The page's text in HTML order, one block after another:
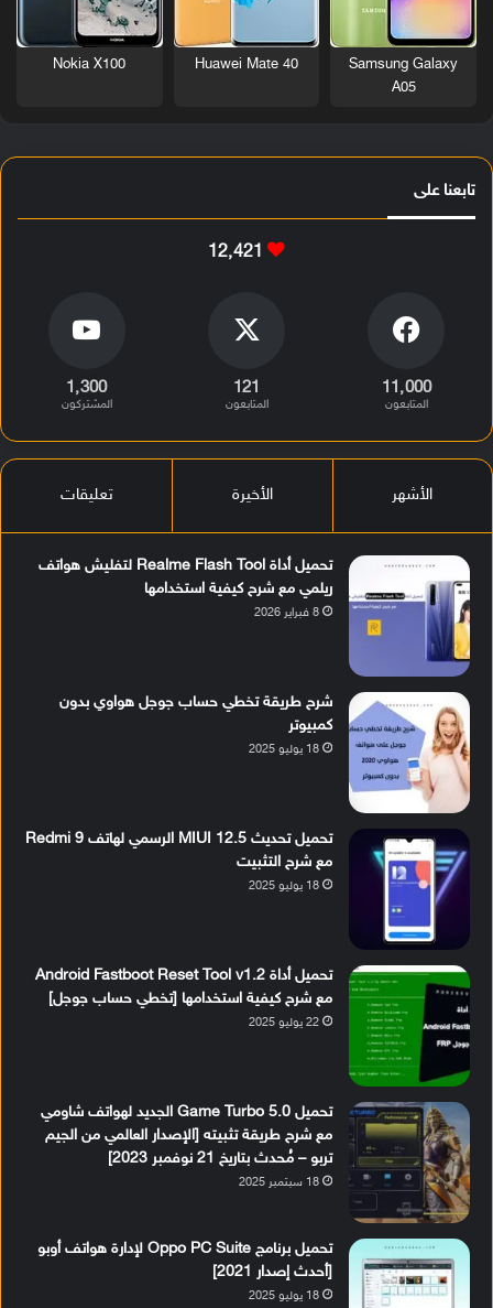
Samsung Galaxy
A05
Huawei Mate 40
Nokia X100
تابعنا على
12٬421
11٬000
المتابعون
121
المتابعون
1٬300
المشتركون
الأشهر الأخيرة تعليقات
تحميل أداة Realme Flash Tool لتفليش هواتف
ريلمي مع شرح كيفية استخدامها
8 فبراير 2026
شرح طريقة تخطي حساب جوجل هواوي بدون
كمبيوتر
18 يوليو 2025
تحميل تحديث MIUI 12.5 الرسمي لهاتف Redmi 9
مع شرح التثبيت
18 يوليو 2025
تحميل أداة Android Fastboot Reset Tool v1.2
مع شرح كيفية استخدامها [تخطي حساب جوجل]
22 يوليو 2025
تحميل Game Turbo 5.0 الجديد لهواتف شاومي
مع شرح طريقة تثبيته [الإصدار العالمي من الجيم
تربو – مُحدث بتاريخ 21 نوفمبر 2023]
18 سبتمبر 2025
تحميل برنامج Oppo PC Suite لإدارة هواتف أوبو
[أحدث إصدار 2021]
18 يوليو 2025